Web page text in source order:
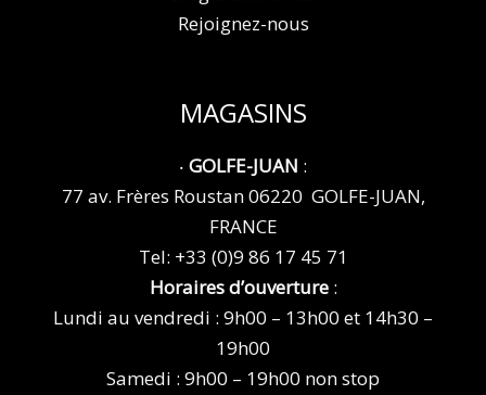
Rejoignez-nous
MAGASINS
‧ GOLFE-JUAN :
77 av. Frères Roustan 06220 GOLFE-JUAN,
FRANCE
Tel: +33 (0)9 86 17 45 71
Horaires d’ouverture:
Lundi au vendredi : 9h00 – 13h00 et 14h30 –
19h00
Samedi : 9h00 – 19h00 non stop